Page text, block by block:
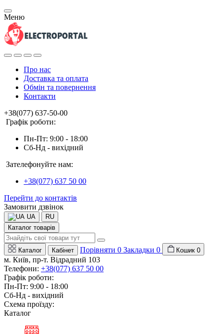
Меню
Про нас
Доставка та оплата
Обмін та повернення
Контакти
+38(077) 637-50-00
Графік роботи:
Пн-Пт: 9:00 - 18:00
Сб-Нд - вихідний
Зателефонуйте нам:
+38(077) 637 50 00
Перейти до контактів
Замовити дзвінок
UA
RU
Каталог товарів
Каталог Кабінет Порівняти 0 Закладки 0 Кошик 0
м. Київ, пр-т. Відрадний 103
Телефони: +38(077) 637 50 00
Графік роботи:
Пн-Пт: 9:00 - 18:00
Сб-Нд - вихідний
Схема проїзду:
Каталог